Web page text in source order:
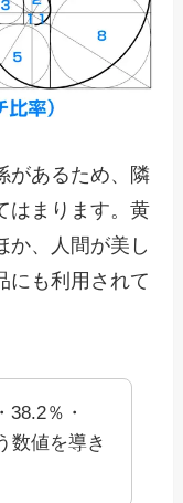
があるため、隣
はまります。黄
か、人間が美し
にも利用されて
38.2％・
数値を導き